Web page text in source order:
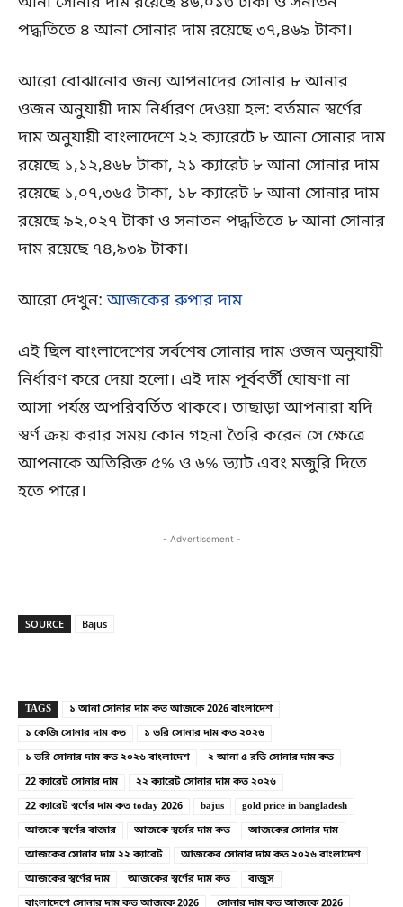
পদ্ধতিতে ৪ আনা সোনার দাম রয়েছে ৩৭,৪৬৯ টাকা।
আরো বোঝানোর জন্য আপনাদের সোনার ৮ আনার
ওজন অনুযায়ী দাম নির্ধারণ দেওয়া হল: বর্তমান স্বর্ণের
দাম অনুযায়ী বাংলাদেশে ২২ ক্যারেটে ৮ আনা সোনার দাম
রয়েছে ১,১২,৪৬৮ টাকা, ২১ ক্যারেট ৮ আনা সোনার দাম
রয়েছে ১,০৭,৩৬৫ টাকা, ১৮ ক্যারেট ৮ আনা সোনার দাম
রয়েছে ৯২,০২৭ টাকা ও সনাতন পদ্ধতিতে ৮ আনা সোনার
দাম রয়েছে ৭৪,৯৩৯ টাকা।
আরো দেখুন:আজকের রুপার দাম
এই ছিল বাংলাদেশের সর্বশেষ সোনার দাম ওজন অনুযায়ী
নির্ধারণ করে দেয়া হলো। এই দাম পূর্ববর্তী ঘোষণা না
আসা পর্যন্ত অপরিবর্তিত থাকবে। তাছাড়া আপনারা যদি
স্বর্ণ ক্রয় করার সময় কোন গহনা তৈরি করেন সে ক্ষেত্রে
আপনাকে অতিরিক্ত ৫% ও ৬% ভ্যাট এবং মজুরি দিতে
হতে পারে।
- Advertisement -
SOURCE Bajus
TAGS
১ আনা সোনার দাম কত আজকে 2026 বাংলাদেশ
১ কেজি সোনার দাম কত
১ ভরি সোনার দাম কত ২০২৬
১ ভরি সোনার দাম কত ২০২৬ বাংলাদেশ
২ আনা ৫ রতি সোনার দাম কত
22 ক্যারেট সোনার দাম
২২ ক্যারেট সোনার দাম কত ২০২৬
22 ক্যারেট স্বর্ণের দাম কত today 2026
bajus
gold price in bangladesh
আজকে স্বর্ণের বাজার
আজকে স্বর্নের দাম কত
আজকের সোনার দাম
আজকের সোনার দাম ২২ ক্যারেট
আজকের সোনার দাম কত ২০২৬ বাংলাদেশ
আজকের স্বর্ণের দাম
আজকের স্বর্ণের দাম কত
বাজুস
বাংলাদেশে সোনার দাম কত আজকে 2026
সোনার দাম কত আজকে 2026